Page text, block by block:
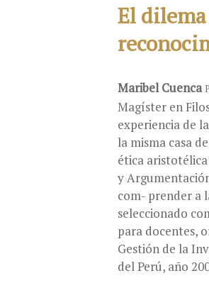
El
Maribel Cuenca
Magíster en
experiencia de
la misma casa
ética
y
com- prender a
seleccionado
para docentes,
Gestión de la
del Perú, año